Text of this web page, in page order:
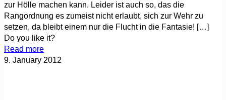
zur Hölle machen kann. Leider ist auch so, das die
Rangordnung es zumeist nicht erlaubt, sich zur Wehr zu
setzen, da bleibt einem nur die Flucht in die Fantasie! […]
Do you like it?
Read more
9. January 2012